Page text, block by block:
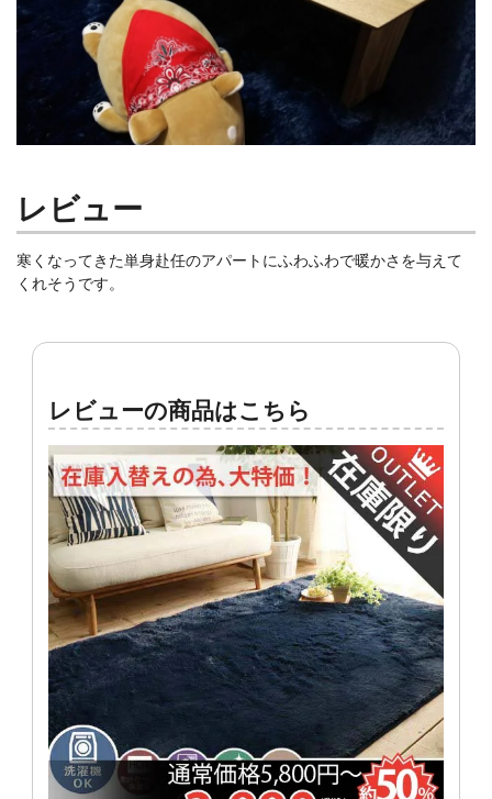
レビュー
寒くなってきた単身赴任のアパートにふわふわで暖かさを与えて
くれそうです。
レビューの商品はこちら